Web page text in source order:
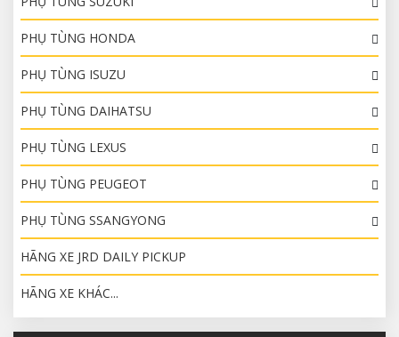
PHỤ TÙNG HONDA
PHỤ TÙNG ISUZU
PHỤ TÙNG DAIHATSU
PHỤ TÙNG LEXUS
PHỤ TÙNG PEUGEOT
PHỤ TÙNG SSANGYONG
HÃNG XE JRD DAILY PICKUP
HÃNG XE KHÁC...